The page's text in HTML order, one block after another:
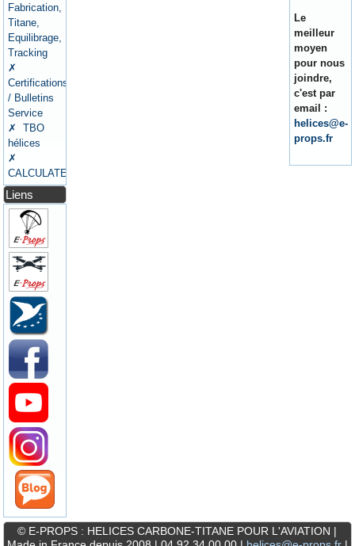
Fabrication,
Titane,
Equilibrage,
Tracking
✗
Certifications
/ Bulletins
Service
✗ TBO
hélices
✗
CALCULATEURS
Liens
Le
meilleur
moyen
pour nous
joindre,
c'est par
email :
helices@e-
props.fr
© E-PROPS : HELICES CARBONE-TITANE POUR L'AVIATION |